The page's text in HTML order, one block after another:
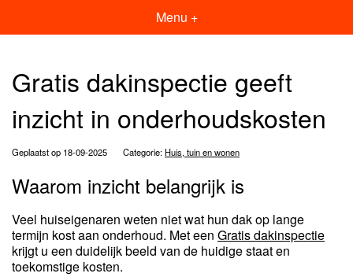
Menu +
Gratis dakinspectie geeft
inzicht in onderhoudskosten
Geplaatst op 18-09-2025 Categorie: Huis, tuin en wonen
Waarom inzicht belangrijk is
Veel huiseigenaren weten niet wat hun dak op lange
termijn kost aan onderhoud. Met een Gratis dakinspectie
krijgt u een duidelijk beeld van de huidige staat en
toekomstige kosten.